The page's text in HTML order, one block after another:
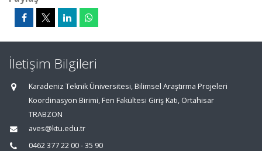
İletişim Bilgileri
Karadeniz Teknik Üniversitesi, Bilimsel Araştırma Projeleri
Koordinasyon Birimi, Fen Fakültesi Giriş Katı, Ortahisar
TRABZON
aves@ktu.edu.tr
0462 377 22 00 - 35 90